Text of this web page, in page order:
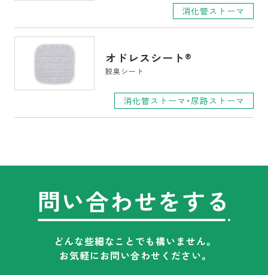
消化管ストーマ
オドレスシート®
脱臭シート
消化管ストーマ・尿路ストーマ
問い合わせをする
どんな些細なことでも構いません。
お気軽にお問い合わせください。